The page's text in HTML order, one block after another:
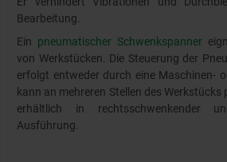
Bearbeitung.
Ein pneumatischer Schwenkspanner
von Werkstücken. Die Steuerung der
erfolgt entweder durch eine Maschinen-
kann an mehreren Stellen des
erhältlich in rechtsschwenkender
Ausführung.